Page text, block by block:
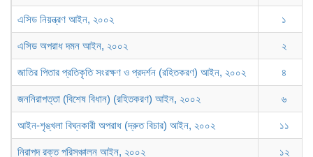
এসিড নিয়ন্ত্রণ আইন, ২০০২ ১
এসিড অপরাধ দমন আইন, ২০০২ ২
জাতির পিতার প্রতিকৃতি সংরক্ষণ ও প্রদর্শন (রহিতকরণ) আইন, ২০০২ ৪
জননিরাপত্তা (বিশেষ বিধান) (রহিতকরণ) আইন, ২০০২ ৬
আইন-শৃঙ্খলা বিঘ্নকারী অপরাধ (দ্রুত বিচার) আইন, ২০০২ ১১
নিরাপদ রক্ত পরিসঞ্চালন আইন, ২০০২ ১২